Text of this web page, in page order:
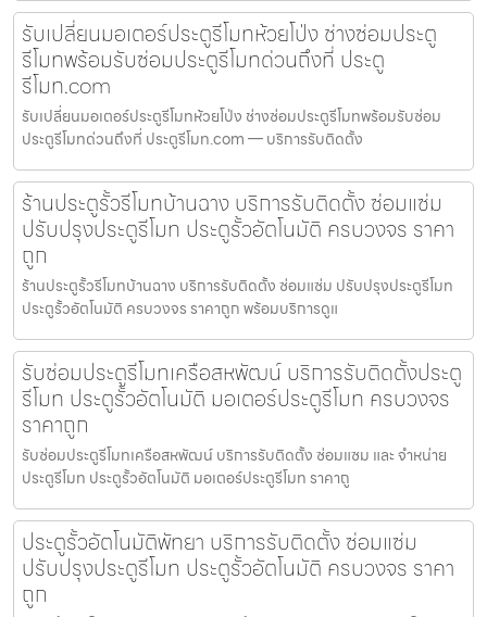
รับเปลี่ยนมอเตอร์ประตูรีโมทห้วยโป่ง ช่างซ่อมประตู
รีโมทพร้อมรับซ่อมประตูรีโมทด่วนถึงที่ ประตู
รีโมท.com
รับเปลี่ยนมอเตอร์ประตูรีโมทห้วยโป่ง ช่างซ่อมประตูรีโมทพร้อมรับซ่อม
ประตูรีโมทด่วนถึงที่ ประตูรีโมท.com — บริการรับติดตั้ง
ร้านประตูรั้วรีโมทบ้านฉาง บริการรับติดตั้ง ซ่อมแซ่ม
ปรับปรุงประตูรีโมท ประตูรั้วอัตโนมัติ ครบวงจร ราคา
ถูก
ร้านประตูรั้วรีโมทบ้านฉาง บริการรับติดตั้ง ซ่อมแซ่ม ปรับปรุงประตูรีโมท
ประตูรั้วอัตโนมัติ ครบวงจร ราคาถูก พร้อมบริการดูแ
รับซ่อมประตูรีโมทเครือสหพัฒน์ บริการรับติดตั้งประตู
รีโมท ประตูรั้วอัตโนมัติ มอเตอร์ประตูรีโมท ครบวงจร
ราคาถูก
รับซ่อมประตูรีโมทเครือสหพัฒน์ บริการรับติดตั้ง ซ่อมแซม และ จำหน่าย
ประตูรีโมท ประตูรั้วอัตโนมัติ มอเตอร์ประตูรีโมท ราคาถู
ประตูรั้วอัตโนมัติพัทยา บริการรับติดตั้ง ซ่อมแซ่ม
ปรับปรุงประตูรีโมท ประตูรั้วอัตโนมัติ ครบวงจร ราคา
ถูก